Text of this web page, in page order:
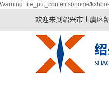
Warning: file_put_contents(/home/
欢迎来到绍兴市上虞区